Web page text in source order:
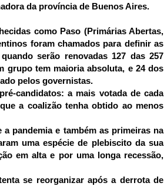
da província de Buenos Aires.
como Paso (Primárias Abertas,
foram chamados para definir as
serão renovadas 127 das 257
grupo tem maioria absoluta, e 24 dos
pelos governistas.
candidatos: a mais votada de cada
a coalizão tenha obtido ao menos
pandemia e também as primeiras na
uma espécie de plebiscito da sua
em alta e por uma longa recessão,
se reorganizar após a derrota de